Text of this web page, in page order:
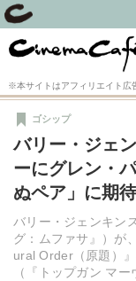
※本サイトはアフィリエイト広
バリー・ジェ
ーにグレン・
ぬペア」に期待
バリー・ジェンキン
グ：ムファサ』）が
ural Order（原題）
（『トップガン マ
ゴシップ